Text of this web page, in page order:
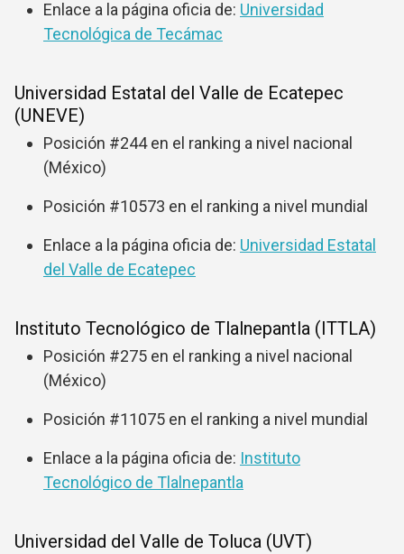
Enlace a la página oficia de: Universidad
Tecnológica de Tecámac
Universidad Estatal del Valle de Ecatepec
(UNEVE)
Posición #244 en el ranking a nivel nacional
(México)
Posición #10573 en el ranking a nivel mundial
Enlace a la página oficia de: Universidad Estatal
del Valle de Ecatepec
Instituto Tecnológico de Tlalnepantla (ITTLA)
Posición #275 en el ranking a nivel nacional
(México)
Posición #11075 en el ranking a nivel mundial
Enlace a la página oficia de: Instituto
Tecnológico de Tlalnepantla
Universidad del Valle de Toluca (UVT)